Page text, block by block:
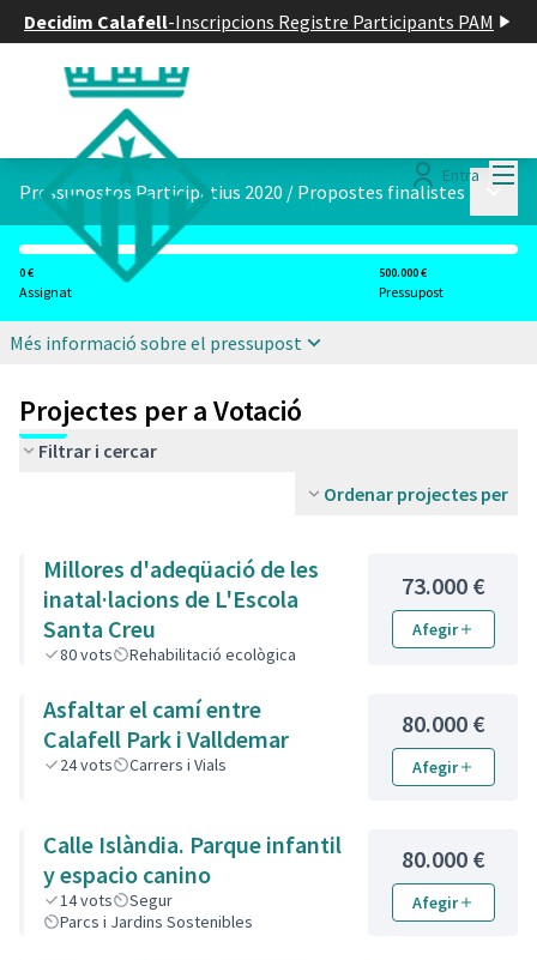
Decidim Calafell-Inscripcions Registre Participants PAM
Entra
Pressupostos Participatius 2020 / Propostes finalistes
0 €
Assignat
500.000 €
Pressupost
Més informació sobre el pressupost
Projectes per a Votació
Filtrar i cercar
Ordenar projectes per
Millores d'adeqüació de les
inatal·lacions de L'Escola
Santa Creu
80vots Rehabilitació ecològica
73.000 €
Afegir
Asfaltar el camí entre
Calafell Park i Valldemar
24vots Carrers i Vials
80.000 €
Afegir
Calle Islàndia. Parque infantil
y espacio canino
14vots
Segur
Parcs i Jardins Sostenibles
80.000 €
Afegir